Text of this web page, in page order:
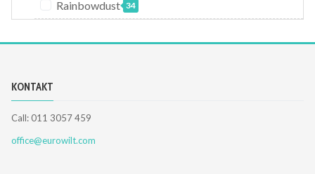
Rainbowdust 34
KONTAKT
Call: 011 3057 459
office@eurowilt.com